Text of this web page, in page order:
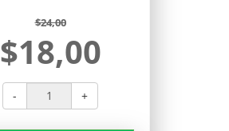
$24,00
$18,00
- +